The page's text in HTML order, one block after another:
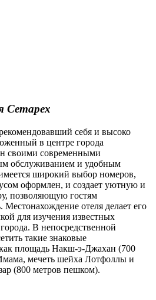
Сетарех
себя и высоко
в центре города
своими современными
обслуживанием и удобным
широкий выбор номеров,
оформлен, и создает уютную и
позволяющую гостям
Местонахождение отеля делает его
для изучения известных
В непосредственной
такие знаковые
площадь Накш-э-Джахан (700
мечеть шейха Лотфоллы и
(800 метров пешком).